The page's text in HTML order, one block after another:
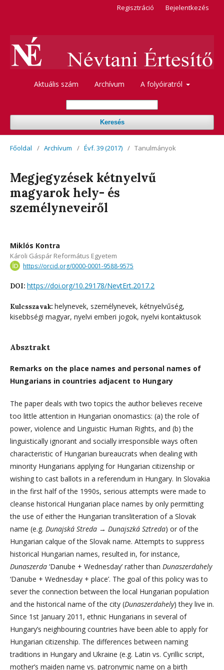
Aktuális szám Archívum A folyóiratról
Keresés
Regisztráció Bejelentkezés
Főoldal / Archívum / Évf. 39 (2017) / Tanulmányok
Megjegyzések kétnyelvű
magyarok hely- és
személyneveiről
Miklós Kontra
Károli Gáspár Református Egyetem
https://orcid.org/0000-0001-9588-9575
DOI: https://doi.org/10.29178/NevtErt.2017.2
Kulcsszavak: helynevek, személynevek, kétnyelvűség,
kisebbségi magyar, nyelvi emberi jogok, nyelvi kontaktusok
Absztrakt
Remarks on the place names and personal names of
Hungarians in countries adjacent to Hungary
The paper deals with two topics the author believes receive
too little attention in Hungarian onomastics: (a) the role of
power, violence and Linguistic Human Rights, and (b) the
linguistically ignorant and socially irresponsible ways often
characteristic of Hungarian bureaucrats when dealing with
minority Hungarians applying for Hungarian citizenship or
wishing to cast ballots in a referendum in Hungary. In Slovakia
in the first half of the 1990s, serious attempts were made to
cleanse historical Hungarian place names by only permitting
the use of either the Hungarian transliteration of a Slovak
name (e.g. Dunajská Streda → Dunajszká Sztreda) or of the
Hungarian calque of the Slovak name. Attempts to suppress
historical Hungarian names, resulted in, for instance,
Dunaszerda ‘Danube + Wednesday’ rather than Dunaszerdahely
‘Danube + Wednesday + place’. The goal of this policy was to
sever the connection between the local Hungarian population
and the historical name of the city (Dunaszerdahely) they live in.
Since 1st January 2011, ethnic Hungarians in several of
Hungary’s neighbouring countries have been able to apply for
Hungarian citizenship. The differences between naming
traditions in Hungary and Ukraine (e.g. Latin vs. Cyrillic script,
mother’s maiden name vs. patronymic name on a birth